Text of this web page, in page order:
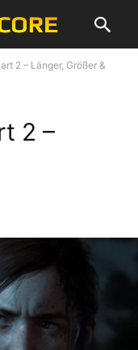
2 – Länger, Größer &
2 –